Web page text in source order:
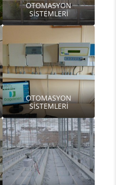
OTOMASYON
SİSTEMLERİ
OTOMASYON
SİSTEMLERİ